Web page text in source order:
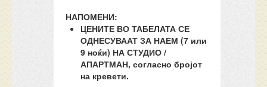
НАПОМЕНИ:
ЦЕНИТЕ ВО ТАБЕЛАТА СЕ
ОДНЕСУВААТ ЗА НАЕМ (7 или
9 ноќи) НА СТУДИО /
АПАРТМАН, согласно бројот
на кревети.